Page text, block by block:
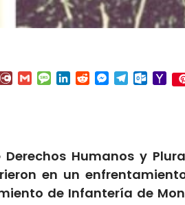
Box.netDiary.RuGmailMessage
LinkedInRedditMessenger
Telegram
Derechos Humanos y
en un
de Infantería de